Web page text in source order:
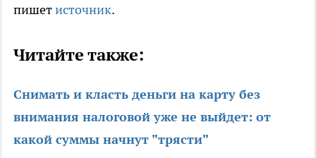
пишетисточник.
Читайте также:
Снимать и класть деньги на карту без
внимания налоговой уже не выйдет: от
какой суммы начнут "трясти"